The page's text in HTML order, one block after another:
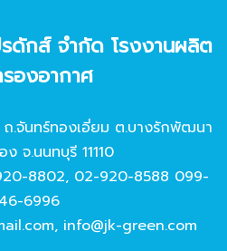
ดักส์ จํากัด โรงงานผลิต
องอากาศ
.จันทร์ทองเอี่ยม ต.บางรักพัฒนา
จ.นนทบุรี 11110
8802, 02-920-8588 099-
6996
, info@jk-green.com